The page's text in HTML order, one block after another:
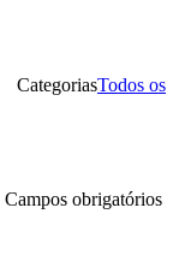
CategoriasTodos os
Campos obrigatórios